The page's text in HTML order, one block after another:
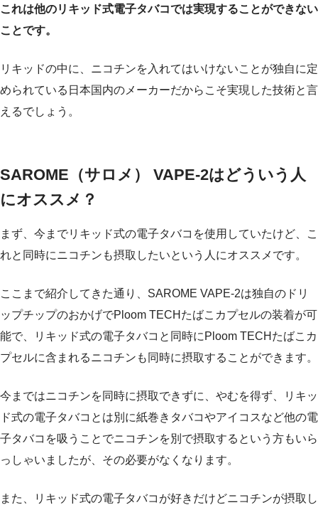
これは他のリキッド式電子タバコでは実現することができない
ことです。
リキッドの中に、ニコチンを入れてはいけないことが独自に定
められている日本国内のメーカーだからこそ実現した技術と言
えるでしょう。
SAROME（サロメ） VAPE-2はどういう人
にオススメ？
まず、今までリキッド式の電子タバコを使用していたけど、こ
れと同時にニコチンも摂取したいという人にオススメです。
ここまで紹介してきた通り、SAROME VAPE-2は独自のドリ
ップチップのおかげでPloom TECHたばこカプセルの装着が可
能で、リキッド式の電子タバコと同時にPloom TECHたばこカ
プセルに含まれるニコチンも同時に摂取することができます。
今まではニコチンを同時に摂取できずに、やむを得ず、リキッ
ド式の電子タバコとは別に紙巻きタバコやアイコスなど他の電
子タバコを吸うことでニコチンを別で摂取するという方もいら
っしゃいましたが、その必要がなくなります。
また、リキッド式の電子タバコが好きだけどニコチンが摂取し